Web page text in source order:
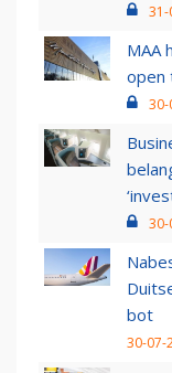
31-
MAA
open
30-
30-
bot
30-07-